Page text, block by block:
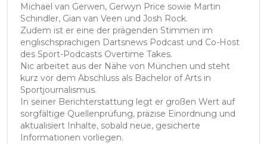
Michael van Gerwen, Gerwyn Price sowie Martin
Schindler, Gian van Veen und Josh Rock.
Zudem ist er eine der prägenden Stimmen im
englischsprachigen Dartsnews Podcast und Co-Host
des Sport-Podcasts Overtime Takes.
Nic arbeitet aus der Nähe von München und steht
kurz vor dem Abschluss als Bachelor of Arts in
Sportjournalismus.
In seiner Berichterstattung legt er großen Wert auf
sorgfältige Quellenprüfung, präzise Einordnung und
aktualisiert Inhalte, sobald neue, gesicherte
Informationen vorliegen.